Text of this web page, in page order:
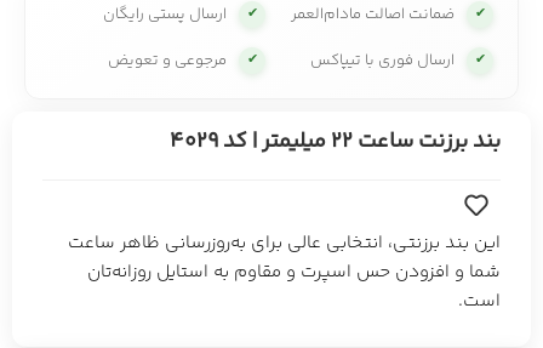
✔ ضمانت اصالت مادام‌العمر ✔ ارسال پستی رایگان
✔ ارسال فوری با تیپاکس ✔ مرجوعی و تعویض
بند برزنت ساعت 22 میلیمتر | کد 4029
این بند برزنتی، انتخابی عالی برای به‌روزرسانی ظاهر ساعت
شما و افزودن حس اسپرت و مقاوم به استایل روزانه‌تان
است.